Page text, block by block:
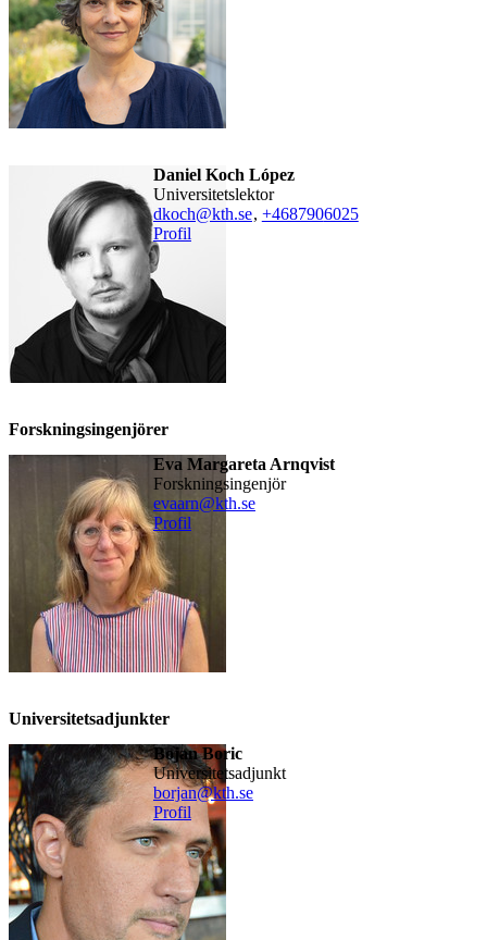
Daniel Koch López
universitetslektor
dkoch@kth.se, +4687906025
Profil
Forskningsingenjörer
Eva Margareta Arnqvist
forskningsingenjör
evaarn@kth.se
Profil
Universitetsadjunkter
Bojan Boric
universitetsadjunkt
borjan@kth.se
Profil